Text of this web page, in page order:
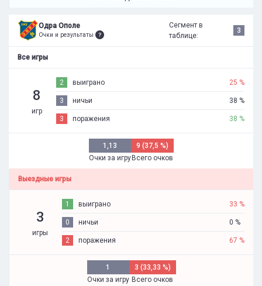
Одра Ополе
Очки и результаты
Сегмент в
таблице:
3
Все игры
8
игр
2 выиграно 25 %
3 ничьи 38 %
3 поражения 38 %
1,13
Очки за игру
9 (37,5 %)
Всего очков
Выездные игры
3
игры
1 выиграно 33 %
0 ничьи 0 %
2 поражения 67 %
1
Очки за игру
3 (33,33 %)
Всего очков